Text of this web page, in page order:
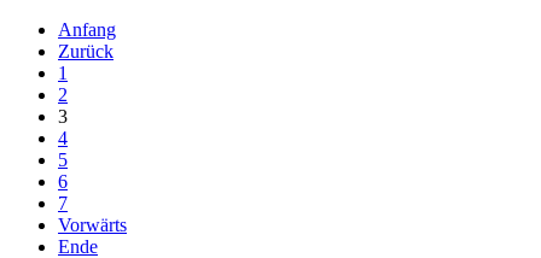
Anfang
Zurück
1
2
3
4
5
6
7
Vorwärts
Ende